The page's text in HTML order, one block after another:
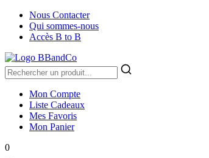
Nous Contacter
Qui sommes-nous
Accès B to B
Mon Compte
Liste Cadeaux
Mes Favoris
Mon Panier
0